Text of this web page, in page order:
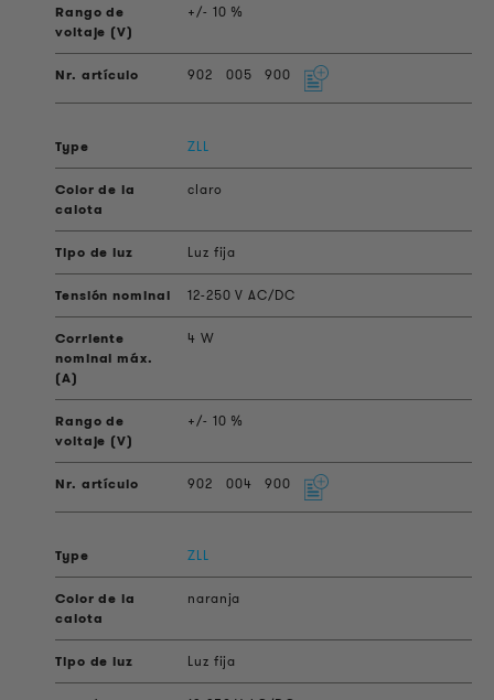
+/- 10 %
902 005 900
ZLL
claro
Luz fija
12-250 V AC/DC
4 W
+/- 10 %
902 004 900
ZLL
naranja
Luz fija